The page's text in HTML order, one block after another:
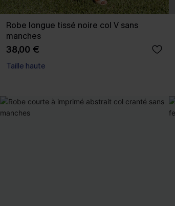
Robe longue tissé noire col V sans
manches
38,00 €
Taille haute